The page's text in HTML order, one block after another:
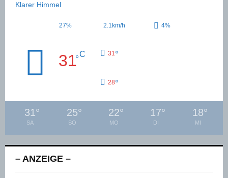
Klarer Himmel
27% 2.1km/h 4%
31°C 31°
28°
31°
SA
25°
SO
22°
MO
17°
DI
18°
MI
– ANZEIGE –